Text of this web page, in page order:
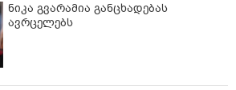
ნიკა გვარამია განცხადებას
ავრცელებს